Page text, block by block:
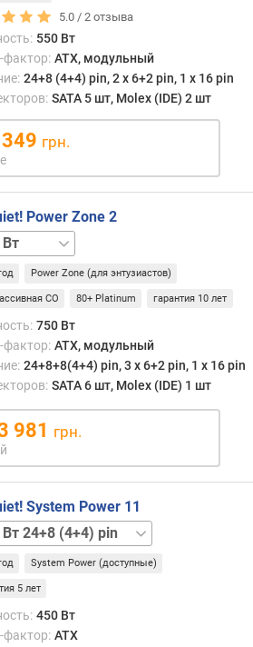
pin
pin
5.0 /2 отзыва
550 Вт
ATX, модульный
24+8 (4+4) pin, 2 х 6+2 pin, 1 x 16 pin
SATA 5 шт, Molex (IDE) 2 шт
грн.
Power Zone 2
1000 Вт 1200 Вт
Power Zone (для энтузиастов)
СО 80+ Platinum гарантия 10 лет
750 Вт
ATX, модульный
24+8+8(4+4) pin, 3 х 6+2 pin, 1 x 16 pin
SATA 6 шт, Molex (IDE) 1 шт
981 грн.
System Power 11
pin
pin
pin
System Power (доступные)
5 лет
450 Вт
ATX